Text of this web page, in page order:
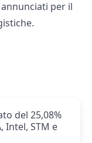
per il
del 25,08%
Intel, STM e